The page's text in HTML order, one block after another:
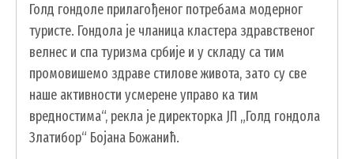
ВОДИЧ КРОЗ ЛОКАЛНУ УПРАВУ
ПИСАРНИЦА
ВИРТУЕЛНИ МАТИЧАР
КОНКУРСИ, ПОЗИВИ, ОБАВЕШТЕЊА
ПОДНОШЕЊЕ ЗАХТЕВА УРБАНИЗАМ
ГИС ЧАЈЕТИНА
Голд гондоле прилагођеног потребама модерног
туристе. Гондола је чланица кластера здравственог
велнес и спа туризма србије и у складу са тим
промовишемо здраве стилове живота, зато су све
наше активности усмерене управо ка тим
вредностима“, рекла је директорка ЈП „Голд гондола
Златибор“ Бојана Божанић.